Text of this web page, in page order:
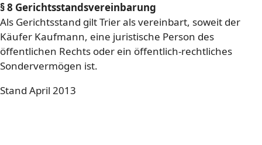
§ 8 Gerichtsstandsvereinbarung
Als Gerichtsstand gilt Trier als vereinbart, soweit der
Käufer Kaufmann, eine juristische Person des
öffentlichen Rechts oder ein öffentlich-rechtliches
Sondervermögen ist.
Stand April 2013